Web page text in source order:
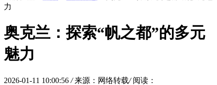
力
奥克兰：探索“帆之都”的多元
魅力
2026-01-11 10:00:56 / 来源：网络转载/ 阅读：